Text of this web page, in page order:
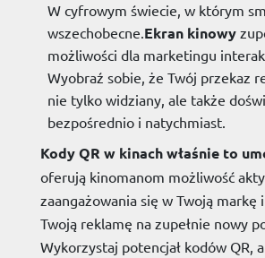
W cyfrowym świecie, w którym
wszechobecne.Ekran kinowy
możliwości dla marketingu
Wyobraź sobie, że Twój przekaz
nie tylko widziany, ale także
bezpośrednio i natychmiast.
Kody QR w kinach właśnie to
oferują kinomanom możliwość
zaangażowania się w Twoją markę
Twoją reklamę na zupełnie nowy
Wykorzystaj potencjał kodów QR,